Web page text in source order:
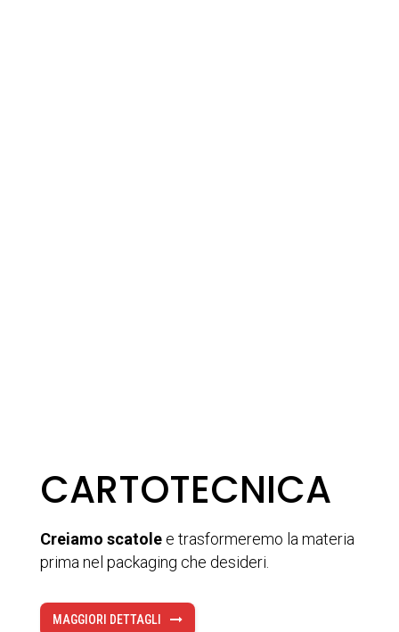
CARTOTECNICA
Creiamoscatole e trasformeremo la materia
prima nel packaging che desideri.
MAGGIORI DETTAGLI